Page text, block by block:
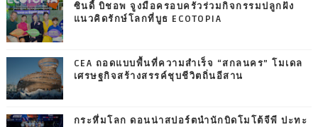
ซินดี้ บิชอพ จูงมือครอบครัวร่วมกิจกรรมปลูกฝัง
แนวคิดรักษ์โลกที่บูธ ECOTOPIA
CEA ถอดแบบพื้นที่ความสำเร็จ “สกลนคร” โมเดล
เศรษฐกิจสร้างสรรค์ชุบชีวิตถิ่นอีสาน
กระหึ่มโลก ดอนน่าสปอร์ตนำนักบิดโมโต้จีพี ปะทะ